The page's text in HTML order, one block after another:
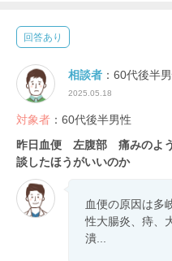
回答あり
相談者 ：60代後半
2025.05.18
対象者 ：60代後半男性
昨日血便 左腹部 痛みのよ
談したほうがいいのか
血便の原因は多
性大腸炎、痔、
潰...